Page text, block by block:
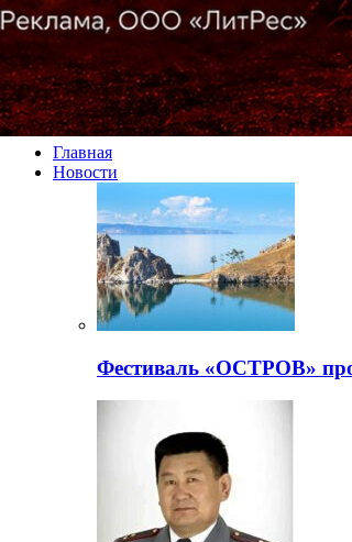
Главная
Новости
Фестиваль «ОСТРОВ»